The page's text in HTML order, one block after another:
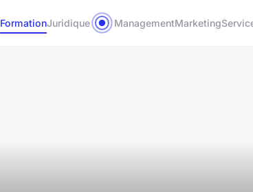
FormationJuridique ManagementMarketing